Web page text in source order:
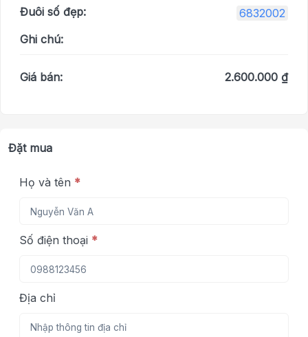
Đuôi số đẹp:
6832002
Ghi chú:
Giá bán: 2.600.000 ₫
Đặt mua
Họ và tên *
Số điện thoại *
Địa chỉ